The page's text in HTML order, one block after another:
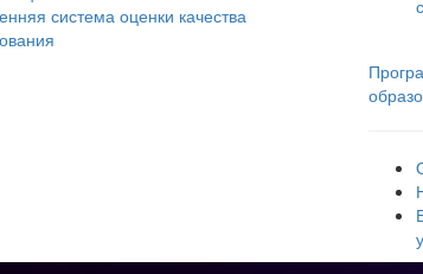
система оценки качества